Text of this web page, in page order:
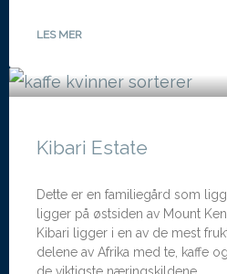
LES MER
Kibari Estate
Dette er en familiegård som
ligger på østsiden av Mount
Kibari ligger i en av de mest
delene av Afrika med te, kaffe
de viktigste næringskildene.